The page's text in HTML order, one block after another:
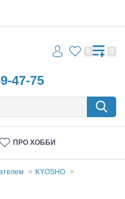
47-75
0 0
ПРО ХОББИ
KYOSHO